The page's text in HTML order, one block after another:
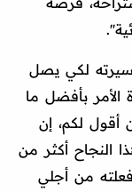
لكي يصل
الأمر بأفضل ما
أقول لكم، إن
أكثر من
من أجلي